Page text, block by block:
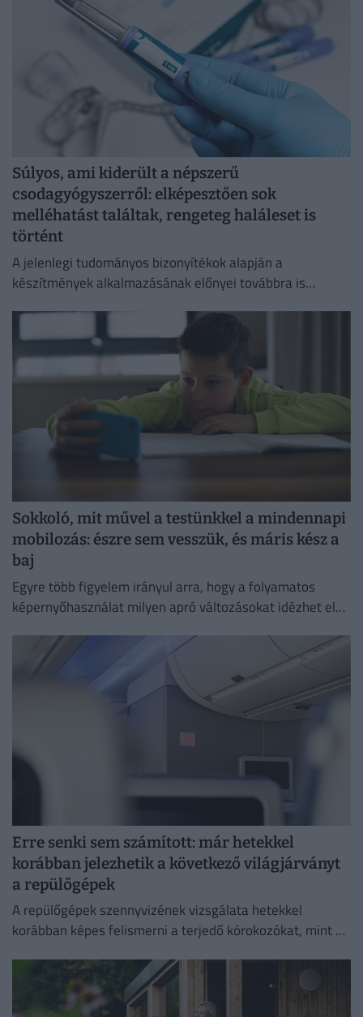
Súlyos, ami kiderült a népszerű
csodagyógyszerről: elképesztően sok
melléhatást találtak, rengeteg haláleset is
történt
A jelenlegi tudományos bizonyítékok alapján a
készítmények alkalmazásának előnyei továbbra is
Sokkoló, mit művel a testünkkel a mindennapi
mobilozás: észre sem vesszük, és máris kész a
baj
Egyre több figyelem irányul arra, hogy a folyamatos
képernyőhasználat milyen apró változásokat idézhet elő
Erre senki sem számított: már hetekkel
korábban jelezhetik a következő világjárványt
a repülőgépek
A repülőgépek szennyvizének vizsgálata hetekkel
korábban képes felismerni a terjedő kórokozókat, mint a
módszerek.